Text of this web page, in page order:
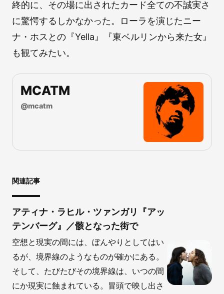
終的に、その場に出されたカード全ての不誠実さ
に驚愕するしかなかった。ローラを演じたニー
ナ・ホスとの『Yella』『東ベルリンから来た女』
も観てみたい。
MCATM
@mcatm
関連記事
アティナ・ラヒル・ツァンガリ『アッ
テンバーグ』／骸となった街で
空想と現実の間には、ぼんやりとしてはい
るが、境界線のようなものが確かにある。
そして、たびたびその境界線は、いつの間
にか現実に蝕まれている。冒頭で映し出さ